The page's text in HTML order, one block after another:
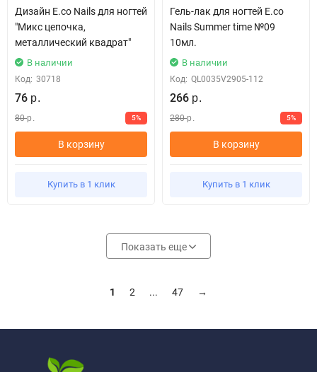
Дизайн E.co Nails для ногтей
"Микс цепочка,
металлический квадрат"
В наличии
Код: 30718
76 р.
80 р. 5%
В корзину
Купить в 1 клик
Гель-лак для ногтей E.co
Nails Summer time №09
10мл.
В наличии
Код: QL0035V2905-112
266 р.
280 р. 5%
В корзину
Купить в 1 клик
Показать еще
1 2 ... 47 →